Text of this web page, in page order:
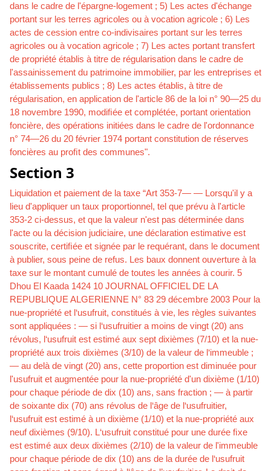
dans le cadre de l'épargne-logement ; 5) Les actes d'échange
portant sur les terres agricoles ou à vocation agricole ; 6) Les
actes de cession entre co-indivisaires portant sur les terres
agricoles ou à vocation agricole ; 7) Les actes portant transfert
de propriété établis à titre de régularisation dans le cadre de
l'assainissement du patrimoine immobilier, par les entreprises et
établissements publics ; 8) Les actes établis, à titre de
régularisation, en application de l'article 86 de la loi n° 90—25 du
18 novembre 1990, modiﬁée et complétée, portant orientation
foncière, des opérations initiées dans le cadre de l'ordonnance
n° 74—26 du 20 février 1974 portant constitution de réserves
foncières au proﬁt des communes".
Section 3
Liquidation et paiement de la taxe “Art 353-7— — Lorsqu'il y a
lieu d'appliquer un taux proportionnel, tel que prévu à l'article
353-2 ci-dessus, et que la valeur n'est pas déterminée dans
l'acte ou la décision judiciaire, une déclaration estimative est
souscrite, certiﬁée et signée par le requérant, dans le document
à publier, sous peine de refus. Les baux donnent ouverture à la
taxe sur le montant cumulé de toutes les années à courir. 5
Dhou El Kaada 1424 10 JOURNAL OFFICIEL DE LA
REPUBLIQUE ALGERIENNE N° 83 29 décembre 2003 Pour la
nue-propriété et l‘usufruit, constitués à vie, les règles suivantes
sont appliquées : — si l‘usufruitier a moins de vingt (20) ans
révolus, l‘usufruit est estimé aux sept dixièmes (7/10) et la nue-
propriété aux trois dixièmes (3/10) de la valeur de l‘immeuble ;
— au delà de vingt (20) ans, cette proportion est diminuée pour
l'usufruit et augmentée pour la nue-propriété d'un dixième (1/10)
pour chaque période de dix (10) ans, sans fraction ; — à partir
de soixante dix (70) ans révolus de l‘âge de l‘usufruitier,
l‘usufruit est estimé à un dixième (1/10) et la nue-propriété aux
neuf dixièmes (9/10). L‘usufruit constitué pour une durée ﬁxe
est estimé aux deux dixièmes (2/10) de la valeur de l'immeuble
pour chaque période de dix (10) ans de la durée de l‘usufruit